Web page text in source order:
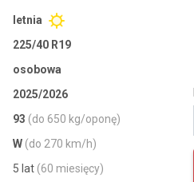
letnia
225/40 R19
osobowa
2025/2026
93 (do 650 kg/oponę)
W (do 270 km/h)
5 lat (60 miesięcy)